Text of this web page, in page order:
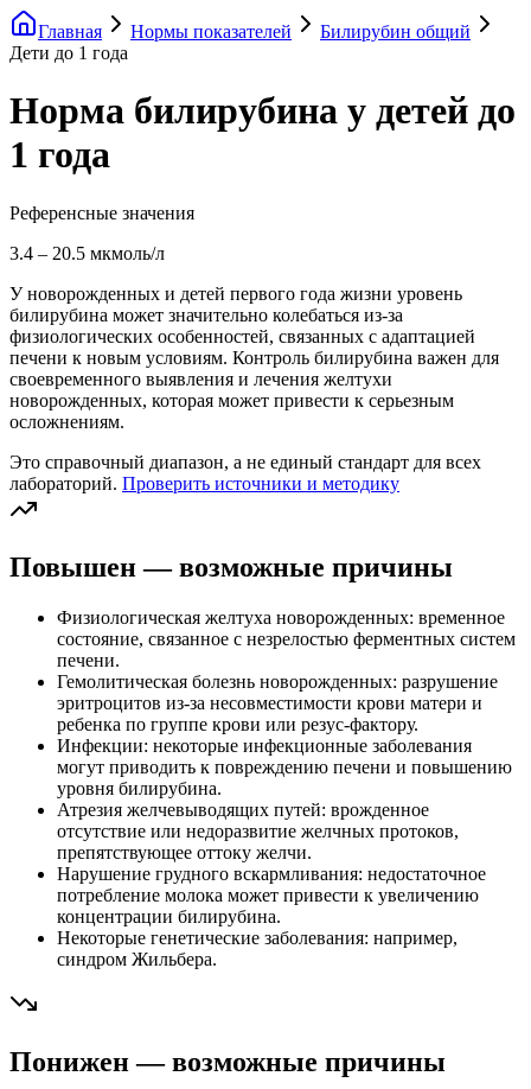
Главная Нормы показателей
Билирубин общий
Дети до 1 года
Норма билирубина у детей до
1 года
Референсные значения
3.4 – 20.5 мкмоль/л
У новорожденных и детей первого года жизни уровень
билирубина может значительно колебаться из-за
физиологических особенностей, связанных с адаптацией
печени к новым условиям. Контроль билирубина важен для
своевременного выявления и лечения желтухи
новорожденных, которая может привести к серьезным
осложнениям.
Это справочный диапазон, а не единый стандарт для всех
лабораторий. Проверить источники и методику
Повышен — возможные причины
Физиологическая желтуха новорожденных: временное
состояние, связанное с незрелостью ферментных систем
печени.
Гемолитическая болезнь новорожденных: разрушение
эритроцитов из-за несовместимости крови матери и
ребенка по группе крови или резус-фактору.
Инфекции: некоторые инфекционные заболевания
могут приводить к повреждению печени и повышению
уровня билирубина.
Атрезия желчевыводящих путей: врожденное
отсутствие или недоразвитие желчных протоков,
препятствующее оттоку желчи.
Нарушение грудного вскармливания: недостаточное
потребление молока может привести к увеличению
концентрации билирубина.
Некоторые генетические заболевания: например,
синдром Жильбера.
Понижен — возможные причины